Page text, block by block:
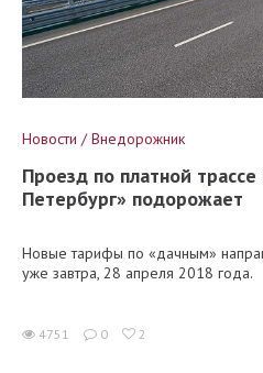
Новости / Внедорожник
Проезд по платной
Петербург» подорожает
Новые тарифы по «дачным»
уже завтра, 28 апреля 2018 года.
4751 0 2